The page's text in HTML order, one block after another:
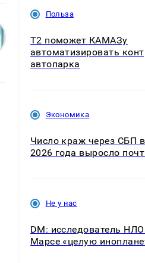
Польза
T2 поможет КАМАЗу
автоматизировать
автопарка
Экономика
Число краж через СБП
2026 года выросло
Не у нас
DM: исследователь
Марсе «целую